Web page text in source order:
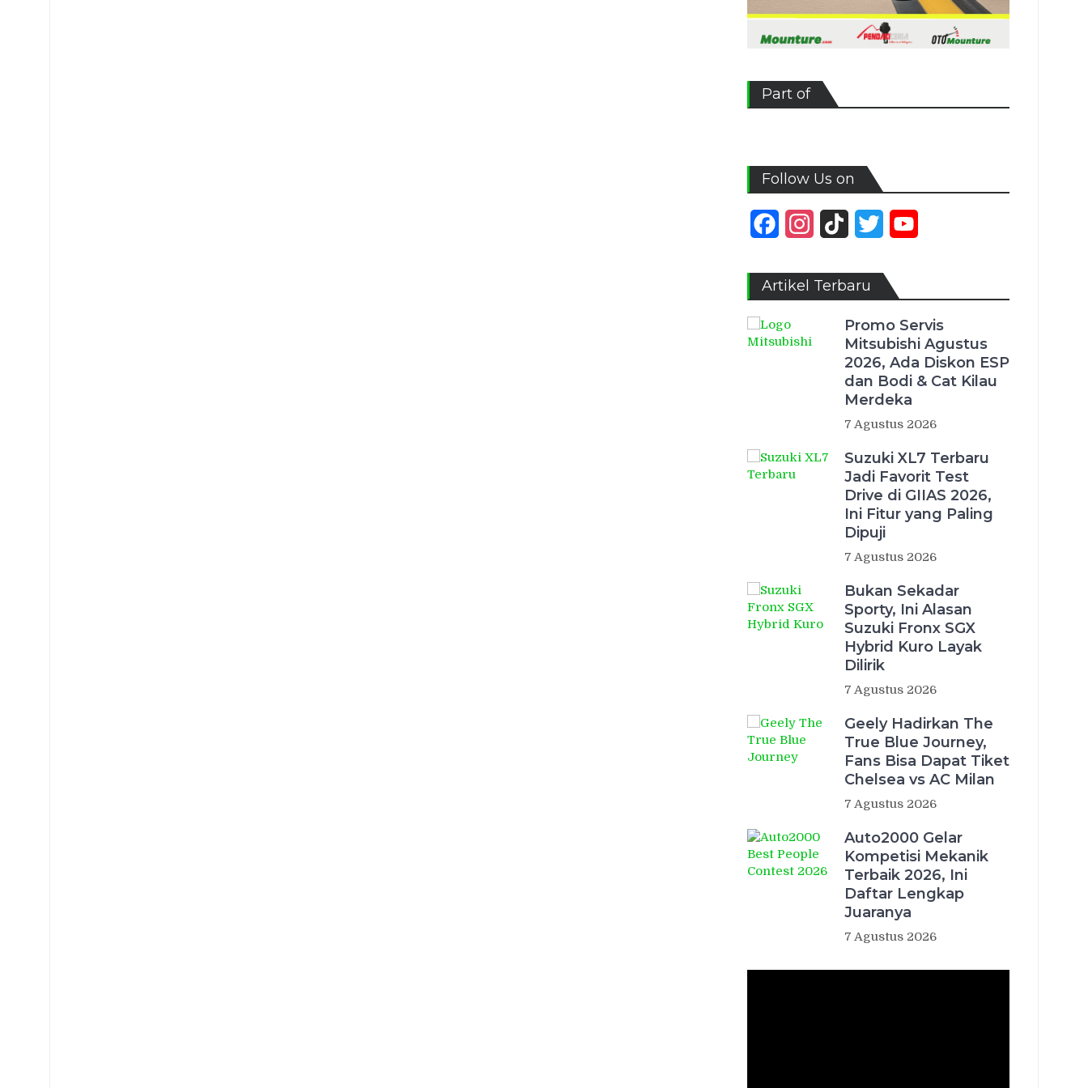
Part of
Follow Us on
FacebookInstagram
TikTok Twitter
Artikel Terbaru
Promo Servis
Mitsubishi Agustus
2026, Ada Diskon ESP
dan Bodi & Cat Kilau
Merdeka
7 Agustus 2026
Suzuki XL7 Terbaru
Jadi Favorit Test
Drive di GIIAS 2026,
Ini Fitur yang Paling
Dipuji
7 Agustus 2026
Bukan Sekadar
Sporty, Ini Alasan
Suzuki Fronx SGX
Hybrid Kuro Layak
Dilirik
7 Agustus 2026
Geely Hadirkan The
True Blue Journey,
Fans Bisa Dapat Tiket
Chelsea vs AC Milan
7 Agustus 2026
Auto2000 Gelar
Kompetisi Mekanik
Terbaik 2026, Ini
Daftar Lengkap
Juaranya
7 Agustus 2026